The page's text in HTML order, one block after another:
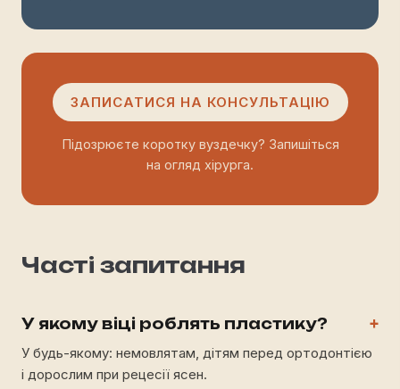
ЗАПИСАТИСЯ НА КОНСУЛЬТАЦІЮ
Підозрюєте коротку вуздечку? Запишіться
на огляд хірурга.
Часті запитання
У якому віці роблять пластику? +
У будь-якому: немовлятам, дітям перед ортодонтією
і дорослим при рецесії ясен.